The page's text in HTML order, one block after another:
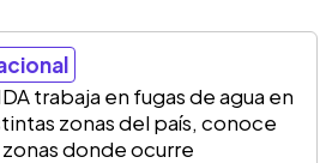
trabaja en fugas de agua en
zonas del país, conoce
zonas donde ocurre